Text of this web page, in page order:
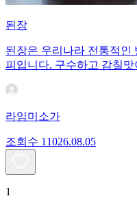
된장
된장은 우리나라 전통적인
피입니다. 구수하고 감칠
라임미소가
조회수 11026.08.05
1